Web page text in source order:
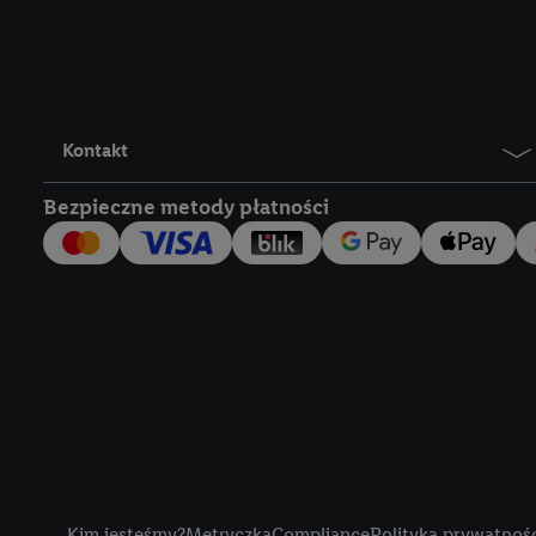
Kontakt
Bezpieczne metody płatności
Lidl Plus, możemy
wymienionych
następnie
użytkownika w
my i jeden z innych
Użytkownik upoważnia
usługach Lidl. Utiq
tak, Utiq udostępni
numeru
wykorzystany do
szczególności
obsługiwanych przez
korzystanie z
lub